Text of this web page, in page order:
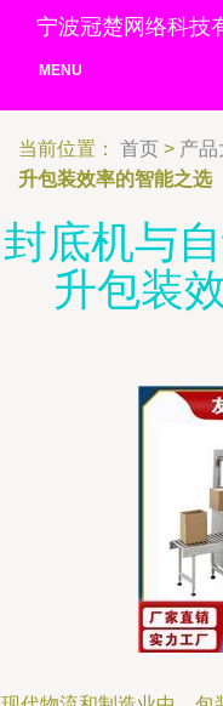
宁波冠楚网络科技
MENU
当前位置： 首页 > 产品
升包装效率的智能之选
封底机与
升包装